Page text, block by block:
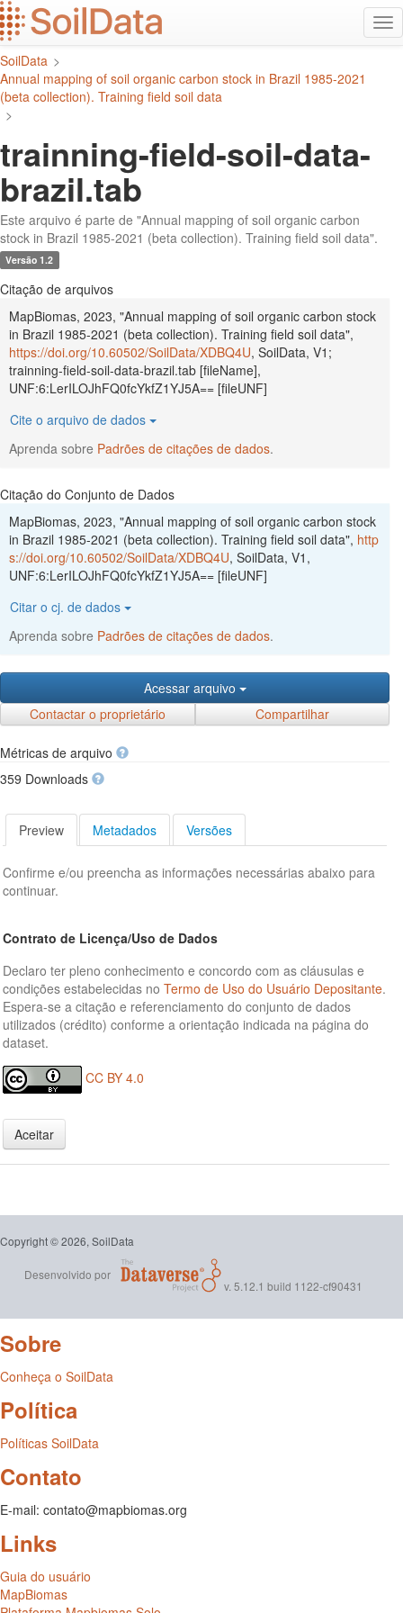
Ir
para
o
conteúdo
principal
SoilData >
Annual mapping of soil organic carbon stock in Brazil 1985-2021
(beta collection). Training field soil data
>
trainning-field-soil-data-
brazil.tab
Este arquivo é parte de "Annual mapping of soil organic carbon
stock in Brazil 1985-2021 (beta collection). Training field soil data".
Versão 1.2
Citação de arquivos
MapBiomas, 2023, "Annual mapping of soil organic carbon stock
in Brazil 1985-2021 (beta collection). Training field soil data",
https://doi.org/10.60502/SoilData/XDBQ4U, SoilData, V1;
trainning-field-soil-data-brazil.tab [fileName],
UNF:6:LerILOJhFQ0fcYkfZ1YJ5A== [fileUNF]
Cite o arquivo de dados
Aprenda sobre Padrões de citações de dados.
Citação do Conjunto de Dados
MapBiomas, 2023, "Annual mapping of soil organic carbon stock
in Brazil 1985-2021 (beta collection). Training field soil data", http
s://doi.org/10.60502/SoilData/XDBQ4U, SoilData, V1,
UNF:6:LerILOJhFQ0fcYkfZ1YJ5A== [fileUNF]
Citar o cj. de dados
Aprenda sobre Padrões de citações de dados.
Acessar arquivo
Contactar o proprietário
Compartilhar
Métricas de arquivo
359 Downloads
Preview Metadados Versões
Confirme e/ou preencha as informações necessárias abaixo para
continuar.
Contrato de Licença/Uso de Dados
Declaro ter pleno conhecimento e concordo com as cláusulas e
condições estabelecidas no Termo de Uso do Usuário Depositante.
Espera-se a citação e referenciamento do conjunto de dados
utilizados (crédito) conforme a orientação indicada na página do
dataset.
CC BY 4.0
Aceitar
Copyright © 2026, SoilData
Desenvolvido por
v. 5.12.1 build 1122-cf90431
Sobre
Conheça o SoilData
Política
Políticas SoilData
Contato
E-mail: contato@mapbiomas.org
Links
Guia do usuário
MapBiomas